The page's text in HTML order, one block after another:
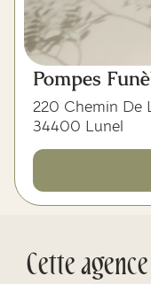
Pompes
220 Chemin De
34400 Lunel
Cette